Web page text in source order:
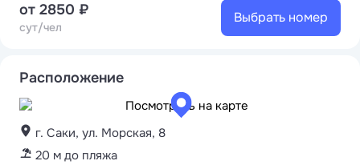
Расположение
г. Саки, ул. Морская, 8
20 м до пляжа
от 2850 ₽
сут/чел
Выбрать номер